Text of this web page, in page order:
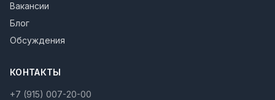
Вакансии
Блог
Обсуждения
КОНТАКТЫ
+7 (915) 007-20-00